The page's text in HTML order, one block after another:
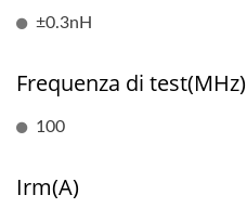
±0.3nH
Frequenza di test(MHz)
100
Irm(A)